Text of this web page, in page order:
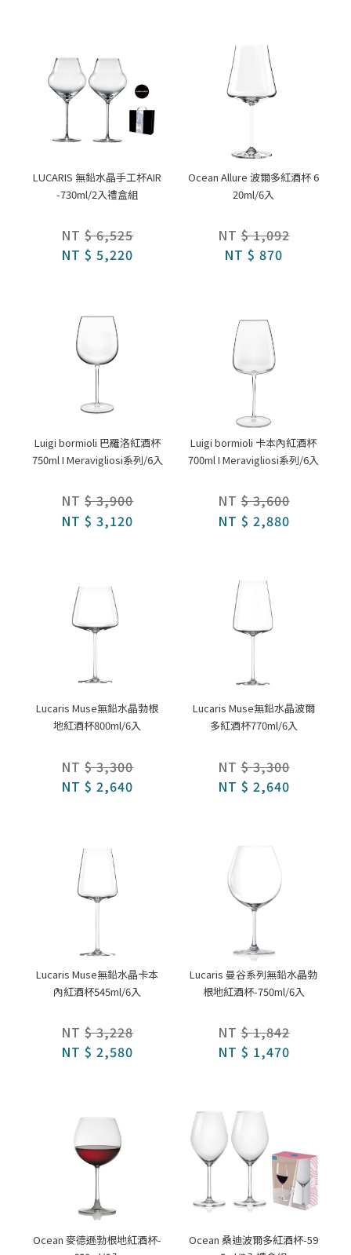
LUCARIS 無鉛水晶手工杯AIR
-730ml/2入禮盒組
NT $ 6,525
NT $ 5,220
Ocean Allure 波爾多紅酒杯 6
20ml/6入
NT $ 1,092
NT $ 870
Luigi bormioli 巴羅洛紅酒杯
750ml I Meravigliosi系列/6入
NT $ 3,900
NT $ 3,120
Luigi bormioli 卡本內紅酒杯
700ml I Meravigliosi系列/6入
NT $ 3,600
NT $ 2,880
Lucaris Muse無鉛水晶勃根
地紅酒杯800ml/6入
NT $ 3,300
NT $ 2,640
Lucaris Muse無鉛水晶波爾
多紅酒杯770ml/6入
NT $ 3,300
NT $ 2,640
Lucaris Muse無鉛水晶卡本
內紅酒杯545ml/6入
NT $ 3,228
NT $ 2,580
Lucaris 曼谷系列無鉛水晶勃
根地紅酒杯-750ml/6入
NT $ 1,842
NT $ 1,470
Ocean 麥德遜勃根地紅酒杯-
Ocean 桑迪波爾多紅酒杯-59